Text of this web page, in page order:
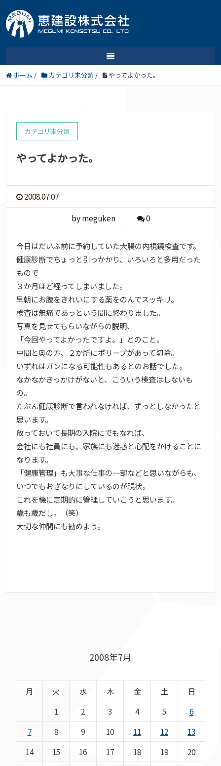
ホーム / カテゴリ未分類 / やってよかった。
カテゴリ未分類
やってよかった。
2008.07.07
by meguken
0
今日はだいぶ前に予約していた大腸の内視鏡検査です。
健康診断でちょっと引っかかり、いろいろと多用だった
もので
３か月ほど経ってしまいました。
早朝にお腹をきれいにする薬をのんでスッキリ。
検査は無痛であっという間に終わりました。
写真を見せてもらいながらの説明、
「今回やってよかったですよ。」とのこと。
中間と奥の方、２か所にポリープがあって切除。
いずれはガンになる可能性もあるとのお話でした。
なかなかきっかけがないと、こういう検査はしないも
の。
たぶん健康診断で言われなければ、ずっとしなかったと
思います。
放っておいて長期の入院にでもなれば、
会社にも社員にも、家族にも迷惑と心配をかけることに
なります。
「健康管理」も大事な仕事の一部などと思いながらも、
いつでもおざなりにしているのが現状。
これを機に定期的に管理していこうと思います。
歳も歳だし。（笑）
大切な仲間にも勧めよう。
2008年7月
月 火 水 木 金 土
日
1
2 3 4 5
6
7
8 9 10 11 12
13
14
15 16 17 18 19
20